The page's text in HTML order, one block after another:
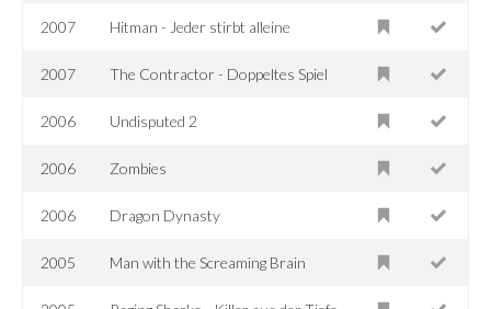
2007 Hitman - Jeder stirbt alleine
2007 The Contractor - Doppeltes Spiel
2006 Undisputed 2
2006 Zombies
2006 Dragon Dynasty
2005 Man with the Screaming Brain